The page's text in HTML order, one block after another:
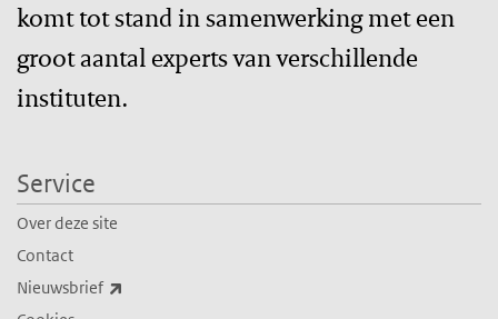
komt tot stand in samenwerking met een
groot aantal experts van verschillende
instituten.
Service
Over deze site
Contact
Nieuwsbrief